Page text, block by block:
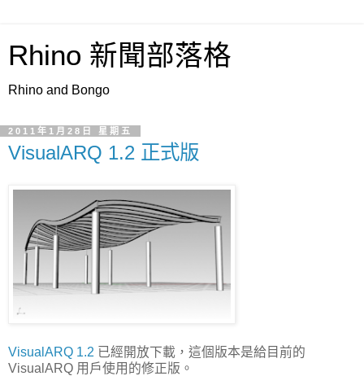
Rhino 新聞部落格
Rhino and Bongo
2011年1月28日 星期五
VisualARQ 1.2 正式版
VisualARQ 1.2 已經開放下載，這個版本是給目前的
VisualARQ 用戶使用的修正版。